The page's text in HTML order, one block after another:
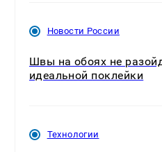
Новости России
Швы на обоях не
идеальной поклейки
Технологии